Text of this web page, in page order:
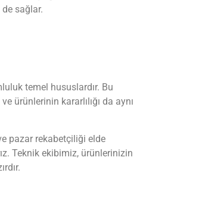
sağlar.
temel hususlardır. Bu
ürünlerinin kararlılığı da aynı
pazar rekabetçiliği elde
Teknik ekibimiz, ürünlerinizin